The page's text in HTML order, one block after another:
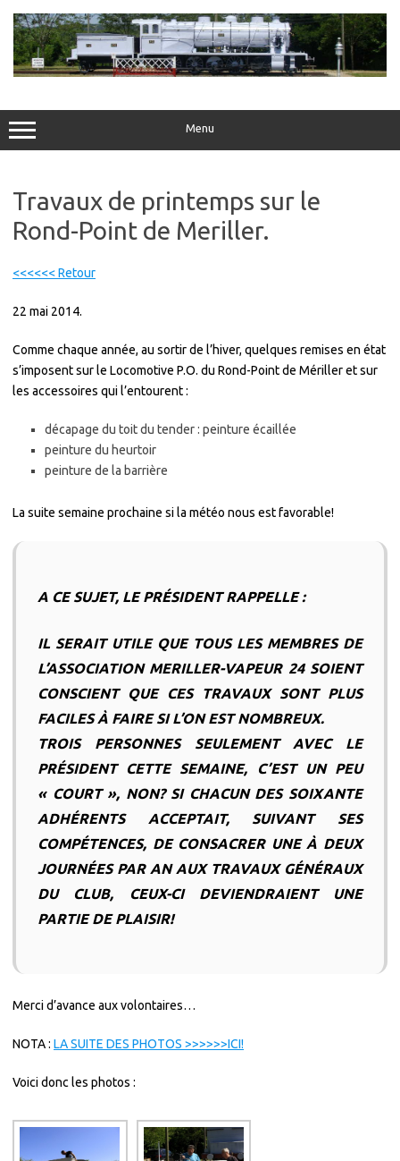
content
Menu
Travaux de printemps sur le
Rond-Point de Meriller.
<<<<<< Retour
22 mai 2014.
Comme chaque année, au sortir de l’hiver, quelques remises en état
s’imposent sur le Locomotive P.O. du Rond-Point de Mériller et sur
les accessoires qui l’entourent :
décapage du toit du tender : peinture écaillée
peinture du heurtoir
peinture de la barrière
La suite semaine prochaine si la météo nous est favorable!
A CE SUJET, LE PRÉSIDENT RAPPELLE:
IL SERAIT UTILE QUE TOUS LES MEMBRES DE
L’ASSOCIATION MERILLER-VAPEUR 24 SOIENT
CONSCIENT QUE CES TRAVAUX SONT PLUS
FACILES À FAIRE SI L’ON EST NOMBREUX.
TROIS PERSONNES SEULEMENT AVEC LE
PRÉSIDENT CETTE SEMAINE, C’EST UN PEU
« COURT », NON? SI CHACUN DES SOIXANTE
ADHÉRENTS ACCEPTAIT, SUIVANT SES
COMPÉTENCES, DE CONSACRER UNE À DEUX
JOURNÉES PAR AN AUX TRAVAUX GÉNÉRAUX
DU CLUB, CEUX-CI DEVIENDRAIENT UNE
PARTIE DE PLAISIR!
Merci d’avance aux volontaires…
NOTA : LA SUITE DES PHOTOS >>>>>>ICI!
Voici donc les photos :